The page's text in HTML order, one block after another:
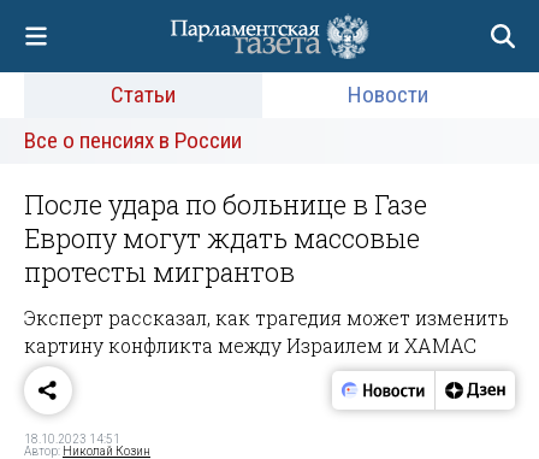
Статьи
Новости
Все о пенсиях в России
После удара по больнице в Газе
Европу могут ждать массовые
протесты мигрантов
Эксперт рассказал, как трагедия может изменить
картину конфликта между Израилем и ХАМАС
18.10.2023 14:51
Автор: Николай Козин